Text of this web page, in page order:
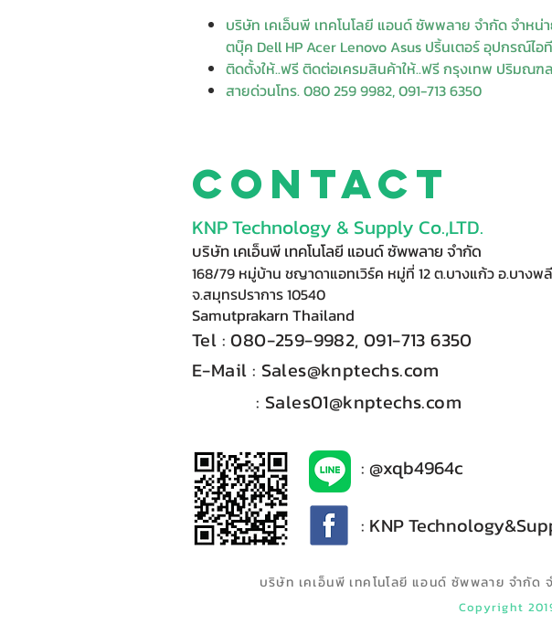
บริษัท เคเอ็นพี เทคโนโลยี แอนด์ ซัพพลาย จำกัด จำหน่
ตบุ๊ค Dell HP Acer Lenovo Asus ปริ้นเตอร์ อุปกรณ์ไ
ติดตั้งให้..ฟรี ติดต่อเครมสินค้าให้..ฟรี กรุงเทพ ปริมณฑ
สายด่วนโทร. 080 259 9982, 091-713 6350
Contact
KNP Technology & Supply Co.,LTD.
บริษัท เคเอ็นพี เทคโนโลยี แอนด์ ซัพพลาย จำกัด
168/79 หมู่บ้าน ชญาดาแอทเวิร์ค หมู่ที่ 12 ต.บางแก้ว อ.บางพลี
จ.สมุทรปราการ 10540
Samutprakarn Thailand
Tel : 080-259-9982, 091-713 6350
E-Mail :​ Sales@knptechs.com
: Sales01@knptechs.com
: KNP
: @xqb4964c
บริษัท เคเอ็นพี เทคโนโลยี แอนด์ ซัพพลาย จำกั
Copyright